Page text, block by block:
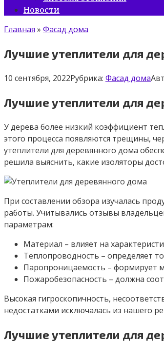
Новости
Главная » Фасад дома
Лучшие утеплители для
10 сентября, 2022Рубрика: Фасад дома
Лучшие утеплители для
У дерева более низкий коэффициент
этого процесса появляются трещины,
утеплители для деревянного дома
решила выяснить, какие изоляторы
При составлении обзора изучалась
работы. Учитывались отзывы
параметрам:
Материал – влияет на
Теплопроводность – определяет
Паропроницаемость – формирует
Пожаробезопасность – должна
Высокая гигроскопичность,
недостатками исключалась из нашего
Лучшие утеплители для